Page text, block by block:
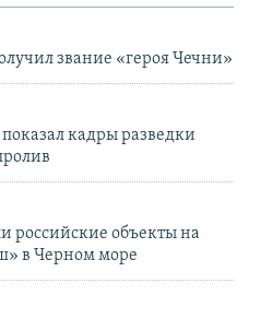
звание «героя Чечни»
кадры разведки
объекты на
в Черном море